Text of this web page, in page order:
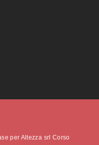
per Altezza srl Corso